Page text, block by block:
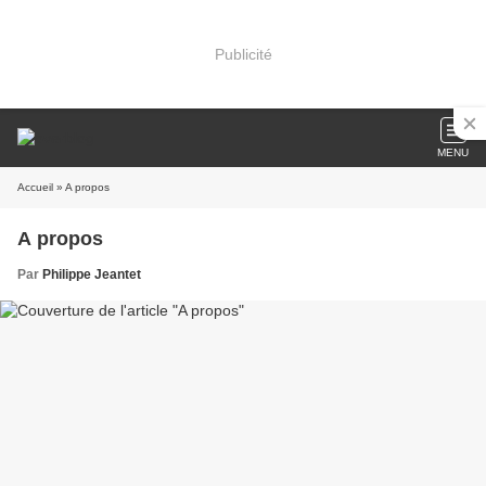
Publicité
MENU
Accueil » A propos
A propos
Par Philippe Jeantet